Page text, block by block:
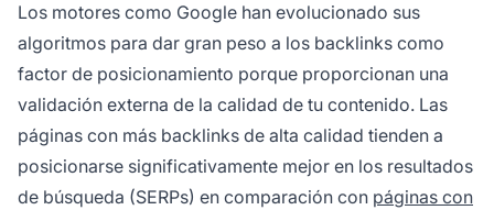
Los motores como Google han evolucionado sus
algoritmos para dar gran peso a los backlinks como
factor de posicionamiento porque proporcionan una
validación externa de la calidad de tu contenido. Las
páginas con más backlinks de alta calidad tienden a
posicionarse significativamente mejor en los resultados
de búsqueda (SERPs) en comparación con páginas con